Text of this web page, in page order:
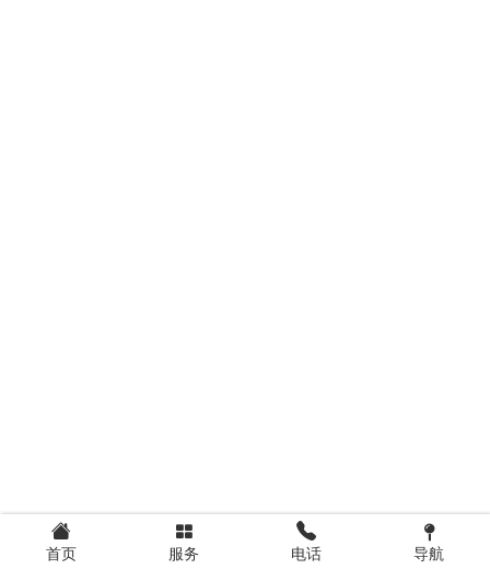
首页 服务 电话 导航